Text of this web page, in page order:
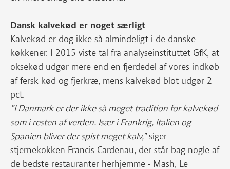
Dansk kalvekød er noget særligt
Kalvekød er dog ikke så almindeligt i de danske
køkkener. I 2015 viste tal fra analyseinstituttet GfK, at
oksekød udgør mere end en fjerdedel af vores indkøb
af fersk kød og fjerkræ, mens kalvekød blot udgør 2
pct.
”I Danmark er der ikke så meget tradition for kalvekød
som i resten af verden. Især i Frankrig, Italien og
Spanien bliver der spist meget kalv,”siger
stjernekokken Francis Cardenau, der står bag nogle af
de bedste restauranter herhjemme - Mash, Le